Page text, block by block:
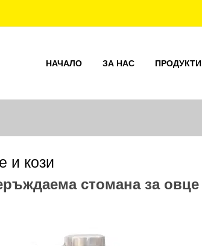
НАЧАЛО ЗА НАС ПРОДУКТИ
и кози
стомана за овце